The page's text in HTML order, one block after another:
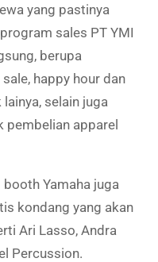
yang pastinya
sales PT YMI
berupa
happy hour dan
selain juga
pembelian apparel
Yamaha juga
kondang yang akan
Ari Lasso, Andra
Percussion.